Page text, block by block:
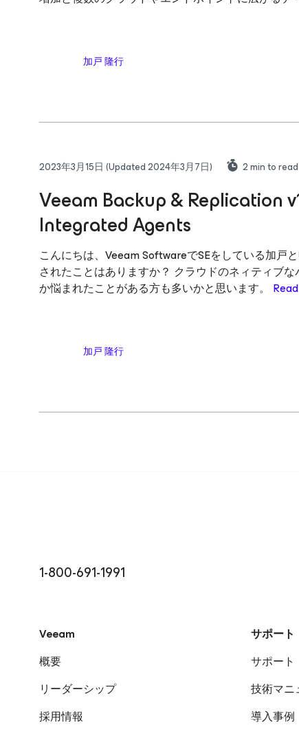
加戸 隆行
2023年3月15日 (Updated 2024年3月7日) 2min to read
Veeam Backup & Replication
Integrated Agents
こんにちは、Veeam SoftwareでSEをしている加戸
されたことはありますか？ クラウドのネィティブ
か悩まれたことがある方も多いかと思います。
加戸 隆行
1-800-691-1991
Veeam
概要
リーダーシップ
採用情報
サポート
サポート
技術マニ
導入事例